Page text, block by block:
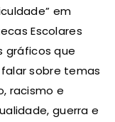
em
Escolares
gráficos que
sobre temas
racismo e
guerra e